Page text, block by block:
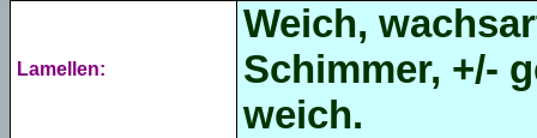
Lamellen:
Weich,
Schimmer, +/-
weich.